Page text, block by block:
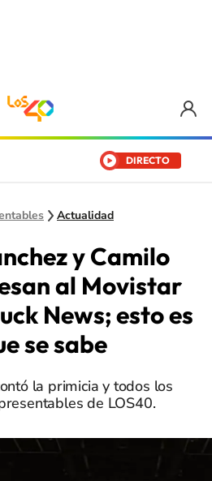
DIRECTO
Actualidad
y Camilo
al Movistar
News; esto es
se sabe
la primicia y todos los
de LOS40.